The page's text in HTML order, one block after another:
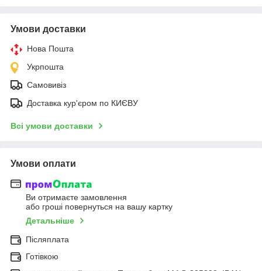
Умови доставки
Нова Пошта
Укрпошта
Самовивіз
Доставка кур'єром по КИЄВУ
Всі умови доставки
Умови оплати
Ви отримаєте замовлення
або гроші повернуться на вашу картку
Детальніше
Післяплата
Готівкою